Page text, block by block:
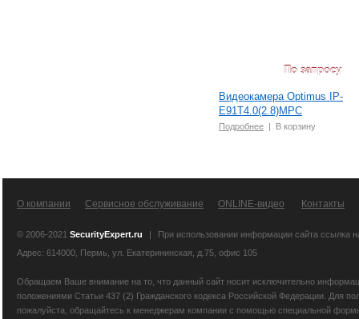
По запросу
Видеокамера Optimus IP-
E91T4.0(2.8)MPC
Подробнее | В корзину
О компании Сервисное обслуживание ONLINE-видео Контакты
© 2006-2021 SecurityExpert.ru |
При использовании информации сайта ссылка
Адрес: 614000, Пермь, ул. Екатерининская, д.75, офис 105
Обращаем Ваше внимание на то, что данный сайт носит исключительно
положениями Статьи 437 (2) Гражданского кодекса Российской Федерации. Для
пожалуйста, обращайтесь к менеджерам компании с помощью специальной